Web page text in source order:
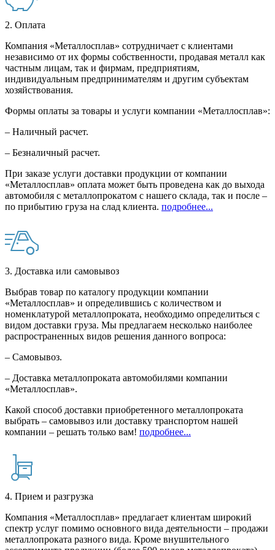
2. Оплата
Компания «Металлосплав» сотрудничает с клиентами
независимо от их формы собственности, продавая металл как
частным лицам, так и фирмам, предприятиям,
индивидуальным предпринимателям и другим субъектам
хозяйствования.
Формы оплаты за товары и услуги компании «Металлосплав»:
– Наличный расчет.
– Безналичный расчет.
При заказе услуги доставки продукции от компании
«Металлосплав» оплата может быть проведена как до выхода
автомобиля с металлопрокатом с нашего склада, так и после –
по прибытию груза на слад клиента. подробнее...
3. Доставка или самовывоз
Выбрав товар по каталогу продукции компании
«Металлосплав» и определившись с количеством и
номенклатурой металлопроката, необходимо определиться с
видом доставки груза. Мы предлагаем несколько наиболее
распространенных видов решения данного вопроса:
– Самовывоз.
– Доставка металлопроката автомобилями компании
«Металлосплав».
Какой способ доставки приобретенного металлопроката
выбрать – самовывоз или доставку транспортом нашей
компании – решать только вам! подробнее...
4. Прием и разгрузка
Компания «Металлосплав» предлагает клиентам широкий
спектр услуг помимо основного вида деятельности – продажи
металлопроката разного вида. Кроме внушительного